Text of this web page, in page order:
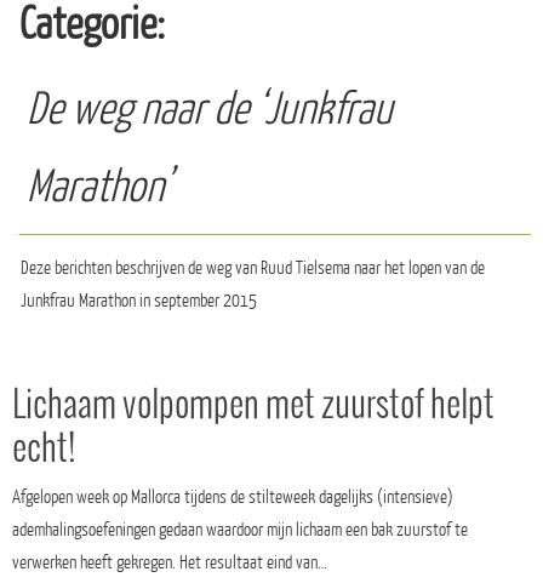
Categorie:
De weg naar de ‘Junkfrau
Marathon’
Deze berichten beschrijven de weg van Ruud Tielsema naar het lopen van de
Junkfrau Marathon in september 2015
Lichaam volpompen met zuurstof helpt
echt!
Afgelopen week op Mallorca tijdens de stilteweek dagelijks (intensieve)
ademhalingsoefeningen gedaan waardoor mijn lichaam een bak zuurstof te
verwerken heeft gekregen. Het resultaat eind van…